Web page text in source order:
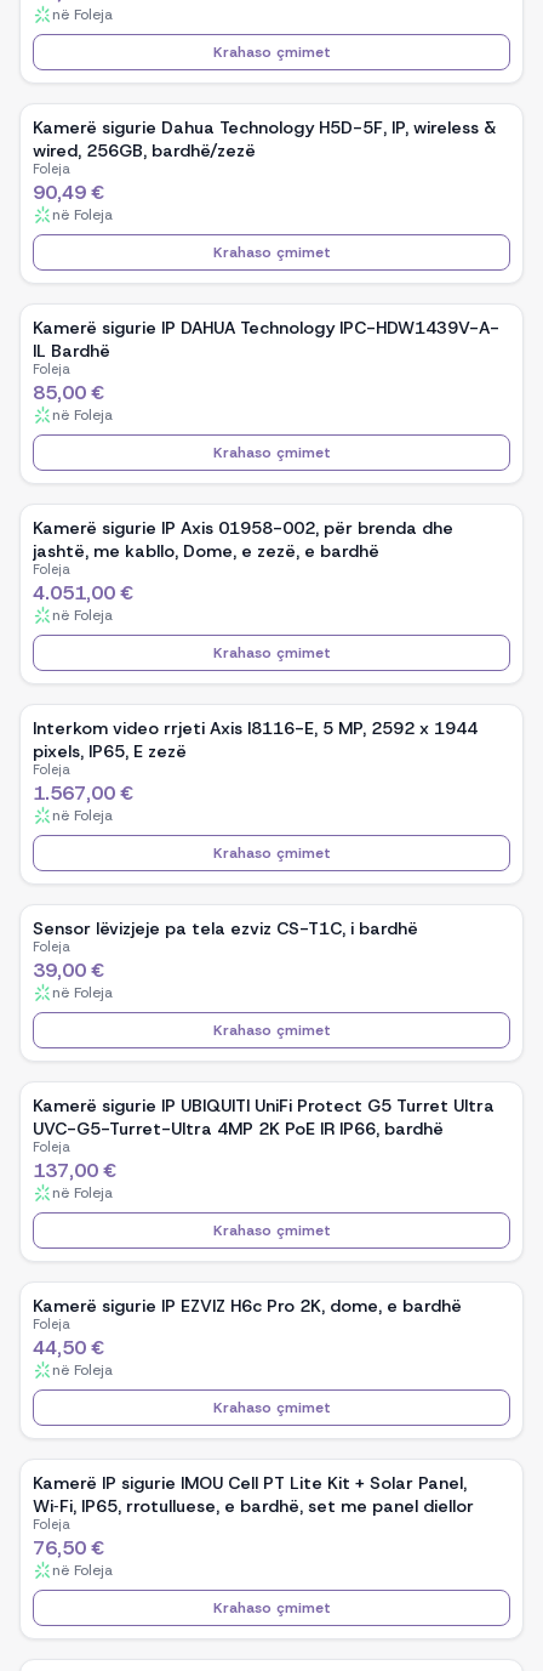
në Foleja
Krahaso çmimet
Kamerë sigurie Dahua Technology H5D-5F, IP, wireless &
wired, 256GB, bardhë/zezë
Foleja
90,49 €
në Foleja
Krahaso çmimet
Kamerë sigurie IP DAHUA Technology IPC-HDW1439V-A-
IL Bardhë
Foleja
85,00 €
në Foleja
Krahaso çmimet
Kamerë sigurie IP Axis 01958-002, për brenda dhe
jashtë, me kabllo, Dome, e zezë, e bardhë
Foleja
4.051,00 €
në Foleja
Krahaso çmimet
Interkom video rrjeti Axis I8116-E, 5 MP, 2592 x 1944
pixels, IP65, E zezë
Foleja
1.567,00 €
në Foleja
Krahaso çmimet
Sensor lëvizjeje pa tela ezviz CS-T1C, i bardhë
Foleja
39,00 €
në Foleja
Krahaso çmimet
Kamerë sigurie IP UBIQUITI UniFi Protect G5 Turret Ultra
UVC-G5-Turret-Ultra 4MP 2K PoE IR IP66, bardhë
Foleja
137,00 €
në Foleja
Krahaso çmimet
Kamerë sigurie IP EZVIZ H6c Pro 2K, dome, e bardhë
Foleja
44,50 €
në Foleja
Krahaso çmimet
Kamerë IP sigurie IMOU Cell PT Lite Kit + Solar Panel,
Wi‑Fi, IP65, rrotulluese, e bardhë, set me panel diellor
Foleja
76,50 €
në Foleja
Krahaso çmimet